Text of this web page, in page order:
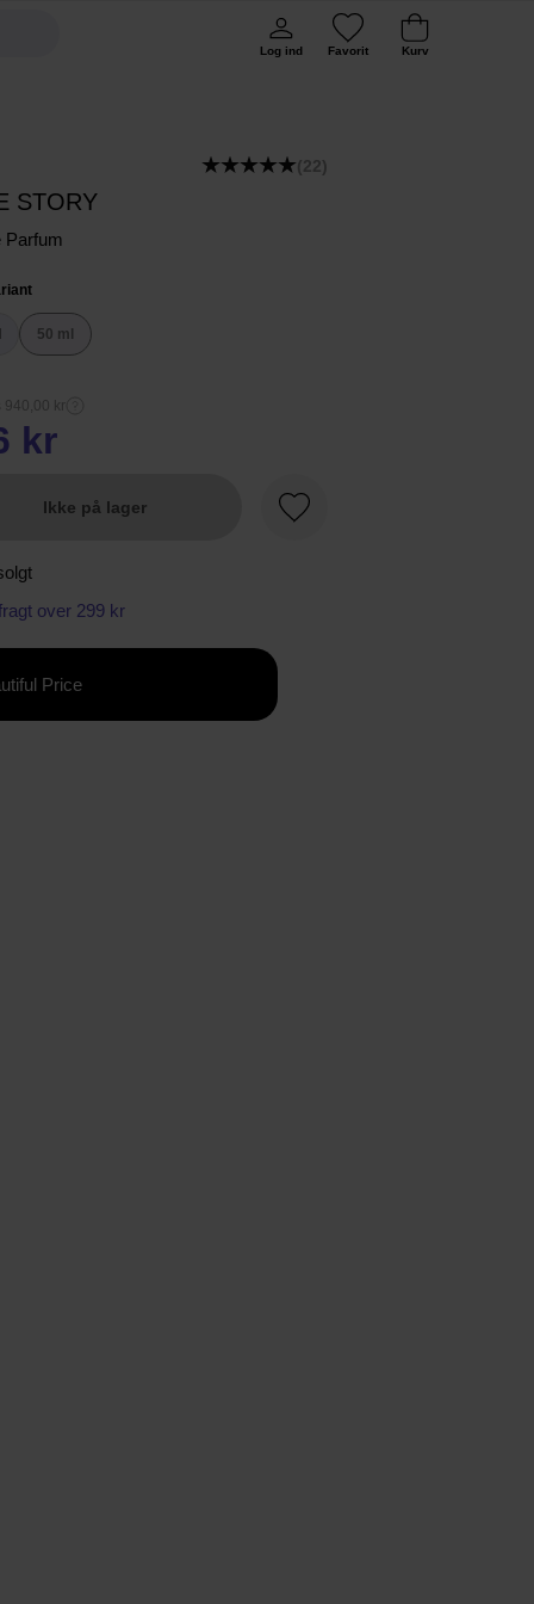
Log ind Favorit Kurv
(22)
STORY
Parfum
50 ml
940,00 kr
kr
Ikke på lager
Favorit
over 299 kr
Price